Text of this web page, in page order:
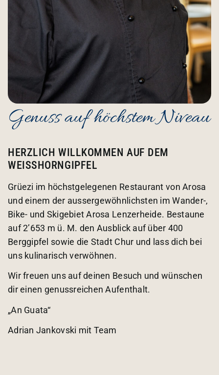
Genuss auf höchstem Niveau
HERZLICH WILLKOMMEN AUF DEM
WEISSHORNGIPFEL
Grüezi im höchstgelegenen Restaurant von Arosa
und einem der aussergewöhnlichsten im Wander-,
Bike- und Skigebiet Arosa Lenzerheide. Bestaune
auf 2’653 m ü. M. den Ausblick auf über 400
Berggipfel sowie die Stadt Chur und lass dich bei
uns kulinarisch verwöhnen.
Wir freuen uns auf deinen Besuch und wünschen
dir einen genussreichen Aufenthalt.
„An Guata“
Adrian Jankovski mit Team